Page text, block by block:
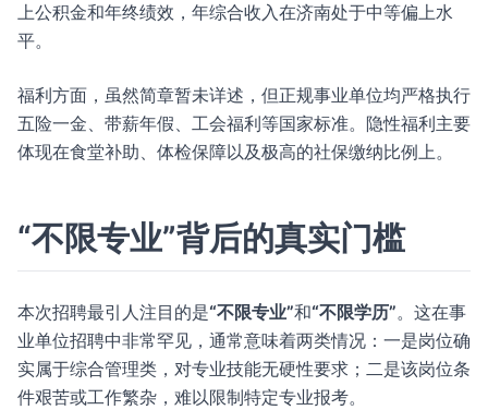
上公积金和年终绩效，年综合收入在济南处于中等偏上水
平。
福利方面，虽然简章暂未详述，但正规事业单位均严格执行
五险一金、带薪年假、工会福利等国家标准。隐性福利主要
体现在食堂补助、体检保障以及极高的社保缴纳比例上。
“不限专业”背后的真实门槛
本次招聘最引人注目的是“不限专业”和“不限学历”。这在事
业单位招聘中非常罕见，通常意味着两类情况：一是岗位确
实属于综合管理类，对专业技能无硬性要求；二是该岗位条
件艰苦或工作繁杂，难以限制特定专业报考。